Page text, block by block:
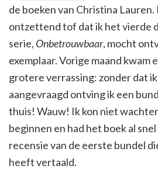
de boeken van Christina Lauren.
ontzettend tof dat ik het vierde
serie, Onbetrouwbaar, mocht
exemplaar. Vorige maand kwam
grotere verrassing: zonder dat
aangevraagd ontving ik een
thuis! Wauw! Ik kon niet
beginnen en had het boek al
recensie van de eerste bundel
heeft vertaald.